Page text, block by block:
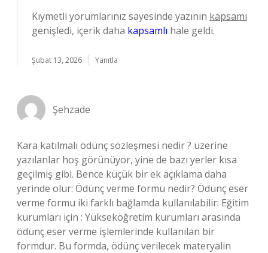
Kıymetli yorumlarınız sayesinde yazının kapsamı
genişledi, içerik daha kapsamlı hale geldi.
Şubat 13, 2026 Yanıtla
Şehzade
Kara katılmalı ödünç sözleşmesi nedir ? üzerine
yazılanlar hoş görünüyor, yine de bazı yerler kısa
geçilmiş gibi. Bence küçük bir ek açıklama daha
yerinde olur: Ödünç verme formu nedir? Ödünç eser
verme formu iki farklı bağlamda kullanılabilir: Eğitim
kurumları için : Yükseköğretim kurumları arasında
ödünç eser verme işlemlerinde kullanılan bir
formdur. Bu formda, ödünç verilecek materyalin